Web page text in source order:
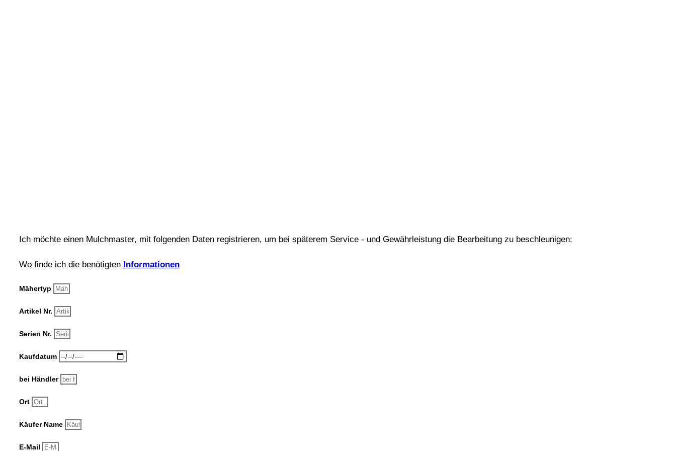
Ich möchte einen Mulchmaster, mit folgenden Daten registrieren, um bei späterem Service - und Gewährleistung die Bearbeitung zu beschleunigen:
Wo finde ich die benötigten Informationen
Mähertyp
Artikel Nr.
Serien Nr.
Kaufdatum
bei Händler
Ort
Käufer Name
E-Mail